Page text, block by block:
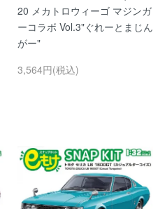
20 メカトロウィーゴ マジンガ
ーコラボ Vol.3"ぐれーとまじん
がー"
3,564円(税込)